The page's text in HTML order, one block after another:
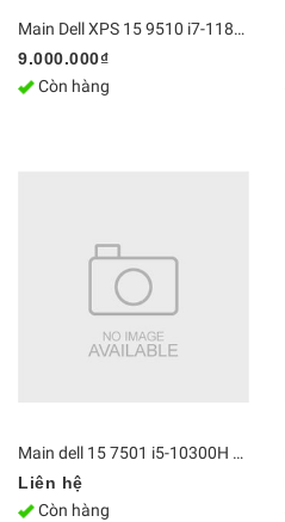
Main Dell XPS 15 9510 i7-11800H RTX 3050Ti 4GB
9.000.000₫
Còn hàng
Main dell 15 7501 i5-10300H CPU 8GBCN-041C82 19804-1
Liên hệ
Còn hàng